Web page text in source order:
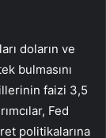
doların ve
bulmasını
faizi 3,5
Fed
politikalarına